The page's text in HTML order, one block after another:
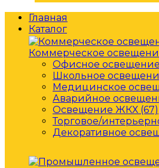
Главная
Каталог
Коммерческое
Офисное освещение
Школьное
Медицинское
Аварийное
Освещение ЖКХ (67)
Торговое/
Декоративное